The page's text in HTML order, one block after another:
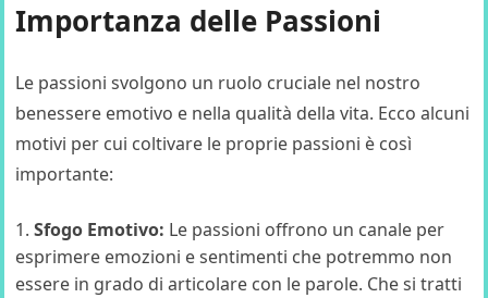
Importanza delle Passioni
Le passioni svolgono un ruolo cruciale nel nostro
benessere emotivo e nella qualità della vita. Ecco alcuni
motivi per cui coltivare le proprie passioni è così
importante:
Sfogo Emotivo: Le passioni offrono un canale per
esprimere emozioni e sentimenti che potremmo non
essere in grado di articolare con le parole. Che si tratti